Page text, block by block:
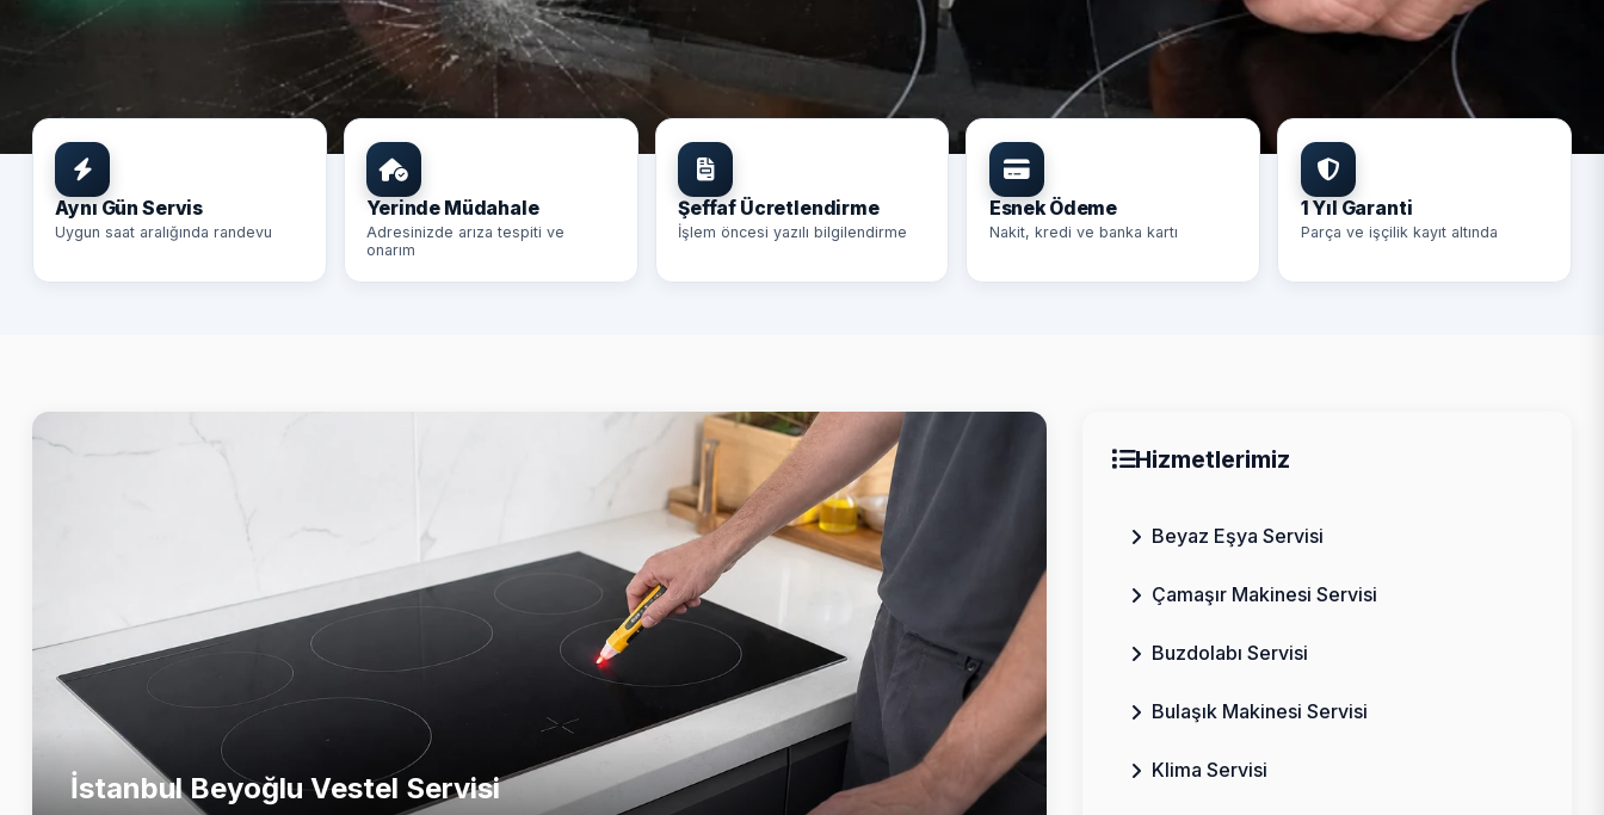
Aynı Gün Servis
Uygun saat aralığında randevu
Yerinde Müdahale
Adresinizde arıza tespiti ve
onarım
Şeffaf Ücretlendirme
İşlem öncesi yazılı bilgilendirme
Esnek Ödeme
Nakit, kredi ve banka kartı
1 Yıl Garanti
Parça ve işçilik kayıt altında
İstanbul Beyoğlu Vestel Servisi
Hizmetlerimiz
Beyaz Eşya Servisi
Çamaşır Makinesi Servisi
Buzdolabı Servisi
Bulaşık Makinesi Servisi
Klima Servisi